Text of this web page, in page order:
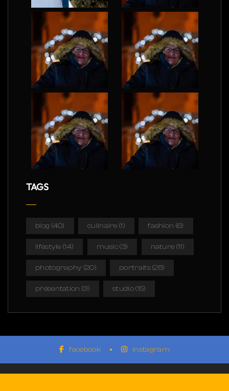
TAGS
blog (40) culinaire (1) fashion (6)
lifestyle (14) music(3) nature (11)
photography (20) portraits(28)
présentation (3) studio(15)
facebook instagram